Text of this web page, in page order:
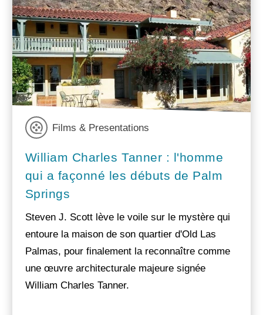
Films & Presentations
William Charles Tanner : l'homme
qui a façonné les débuts de Palm
Springs
Steven J. Scott lève le voile sur le mystère qui
entoure la maison de son quartier d'Old Las
Palmas, pour finalement la reconnaître comme
une œuvre architecturale majeure signée
William Charles Tanner.